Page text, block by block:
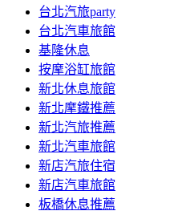
台北汽旅party
台北汽車旅館
基隆休息
按摩浴缸旅館
新北休息旅館
新北摩鐵推薦
新北汽旅推薦
新北汽車旅館
新店汽旅住宿
新店汽車旅館
板橋休息推薦